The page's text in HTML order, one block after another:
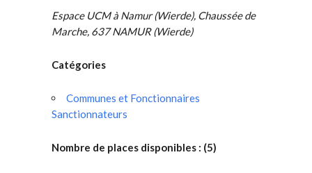
Espace UCM à Namur (Wierde), Chaussée de
Marche, 637 NAMUR (Wierde)
Catégories
Communes et Fonctionnaires
Sanctionnateurs
Nombre de places disponibles : (5)